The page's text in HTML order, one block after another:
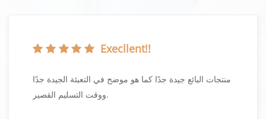
منتجات البائع جيدة جدًا كما هو موضح
الخاصة بي